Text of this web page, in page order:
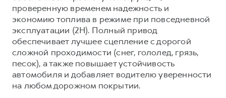
проверенную временем надежность и
экономию топлива в режиме при повседневной
эксплуатации (2H). Полный привод
обеспечивает лучшее сцепление с дорогой
сложной проходимости (снег, гололед, грязь,
песок), а также повышает устойчивость
автомобиля и добавляет водителю уверенности
на любом дорожном покрытии.